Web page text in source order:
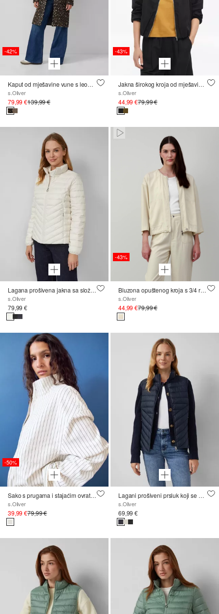
-42%
Kaput od mješavine vune s leopard uzorkom i proreznim džepovima
s.Oliver
79,99 €139,99 €
-43%
Jakna širokog kroja od mješavine lana s raširenim donjim rubom
s.Oliver
44,99 €79,99 €
Lagana prošivena jakna sa složivim dizajnom
s.Oliver
79,99 €
Paused • Muted
-43%
Bluzona opuštenog kroja s 3/4 rukavima
s.Oliver
44,99 €79,99 €
-50%
Sako s prugama i stajaćim ovratnikom
s.Oliver
39,99 €79,99 €
Lagani prošiveni prsluk koji se može složiti s ovratnikom
s.Oliver
69,99 €